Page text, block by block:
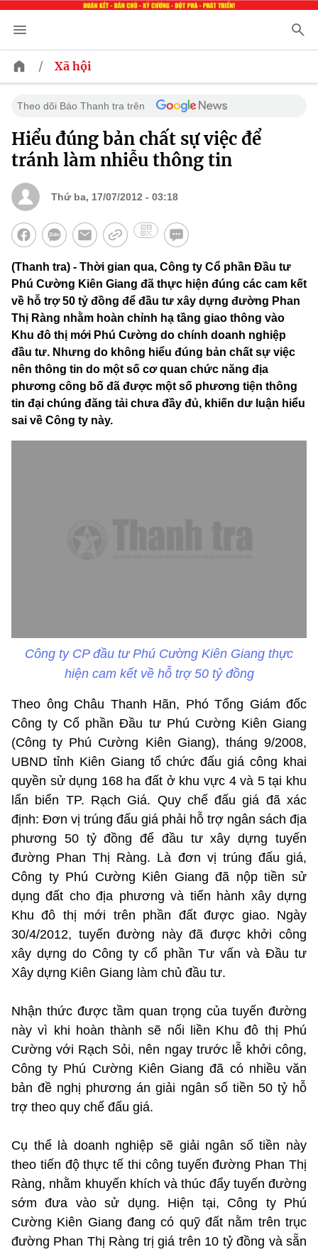
/ Xã hội
Theo dõi Báo Thanh tra trên
Hiểu đúng bản chất sự việc để
tránh làm nhiễu thông tin
Thứ ba, 17/07/2012 - 03:18
(Thanh tra) - Thời gian qua, Công ty Cổ phần Đầu tư
Phú Cường Kiên Giang đã thực hiện đúng các cam kết
về hỗ trợ 50 tỷ đồng để đầu tư xây dựng đường Phan
Thị Ràng nhằm hoàn chỉnh hạ tầng giao thông vào
Khu đô thị mới Phú Cường do chính doanh nghiệp
đầu tư. Nhưng do không hiểu đúng bản chất sự việc
nên thông tin do một số cơ quan chức năng địa
phương công bố đã được một số phương tiện thông
tin đại chúng đăng tải chưa đầy đủ, khiến dư luận hiểu
sai về Công ty này.
Công ty CP đầu tư Phú Cường Kiên Giang thực
hiện cam kết về hỗ trợ 50 tỷ đồng
Theo ông Châu Thanh Hãn, Phó Tổng Giám đốc
Công ty Cổ phần Đầu tư Phú Cường Kiên Giang
(Công ty Phú Cường Kiên Giang), tháng 9/2008,
UBND tỉnh Kiên Giang tổ chức đấu giá công khai
quyền sử dụng 168 ha đất ở khu vực 4 và 5 tại khu
lấn biển TP. Rạch Giá. Quy chế đấu giá đã xác
định: Đơn vị trúng đấu giá phải hỗ trợ ngân sách địa
phương 50 tỷ đồng để đầu tư xây dựng tuyến
đường Phan Thị Ràng. Là đơn vị trúng đấu giá,
Công ty Phú Cường Kiên Giang đã nộp tiền sử
dụng đất cho địa phương và tiến hành xây dựng
Khu đô thị mới trên phần đất được giao. Ngày
30/4/2012, tuyến đường này đã được khởi công
xây dựng do Công ty cổ phần Tư vấn và Đầu tư
Xây dựng Kiên Giang làm chủ đầu tư.
Nhận thức được tầm quan trọng của tuyến đường
này vì khi hoàn thành sẽ nối liền Khu đô thị Phú
Cường với Rạch Sỏi, nên ngay trước lễ khởi công,
Công ty Phú Cường Kiên Giang đã có nhiều văn
bản đề nghị phương án giải ngân số tiền 50 tỷ hỗ
trợ theo quy chế đấu giá.
Cụ thể là doanh nghiệp sẽ giải ngân số tiền này
theo tiến độ thực tế thi công tuyến đường Phan Thị
Ràng, nhằm khuyến khích và thúc đẩy tuyến đường
sớm đưa vào sử dụng. Hiện tại, Công ty Phú
Cường Kiên Giang đang có quỹ đất nằm trên trục
đường Phan Thị Ràng trị giá trên 10 tỷ đồng và sẵn